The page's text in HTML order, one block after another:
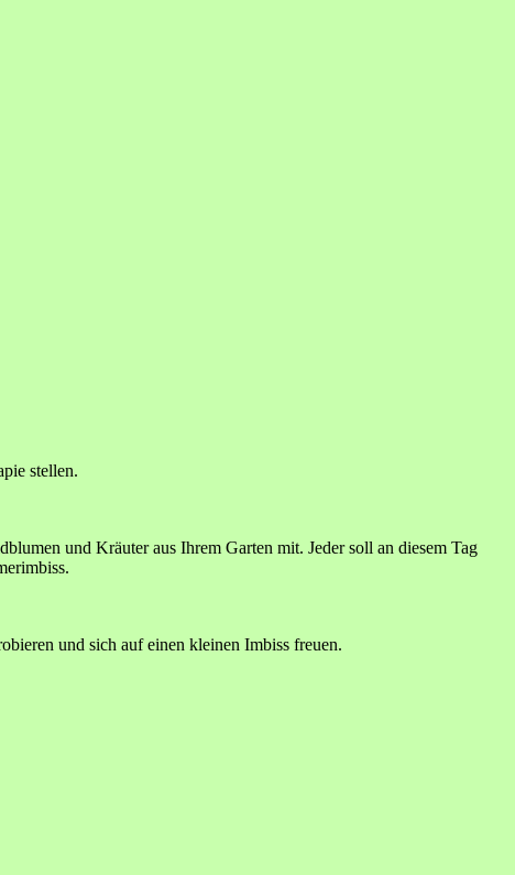
stellen.
und Kräuter aus Ihrem Garten mit. Jeder soll an diesem Tag
und sich auf einen kleinen Imbiss freuen.